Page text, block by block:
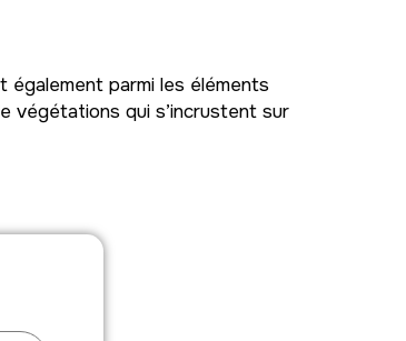
parmi les éléments
végétations qui s’incrustent sur